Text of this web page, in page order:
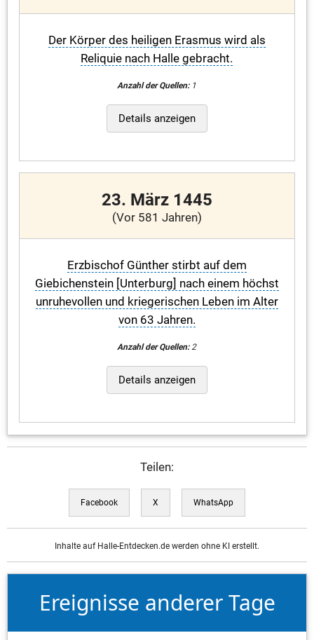
Der Körper des heiligen Erasmus wird als
Reliquie nach Halle gebracht.
Anzahl der Quellen:1
Details anzeigen
23. März 1445
(Vor 581 Jahren)
Erzbischof Günther stirbt auf dem
Giebichenstein [Unterburg] nach einem höchst
unruhevollen und kriegerischen Leben im Alter
von 63 Jahren.
Anzahl der Quellen:2
Details anzeigen
Teilen:
Facebook X WhatsApp
Inhalte auf Halle-Entdecken.de werden ohne KI erstellt.
Ereignisse anderer Tage